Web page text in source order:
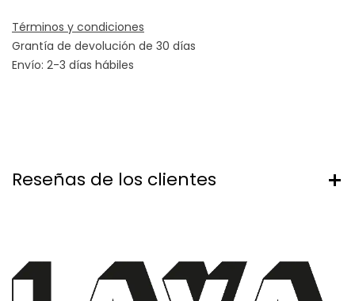
Términos y condiciones
Grantía de devolución de 30 días
Envío: 2-3 días hábiles
Reseñas de los clientes